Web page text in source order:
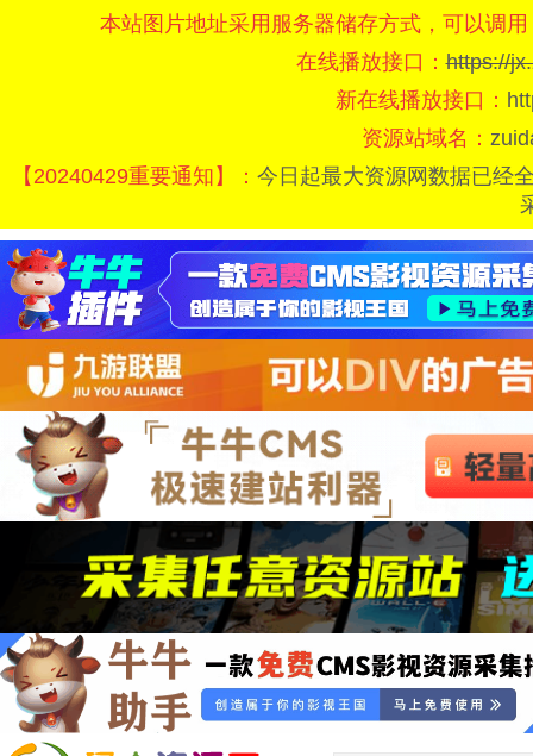
本站图片地址采用服务器储存方式，可以调
在线播放接口：https://
新在线播放接口：
资源站域名：
【20240429重要通知】： 今日起最大资源网数据已经